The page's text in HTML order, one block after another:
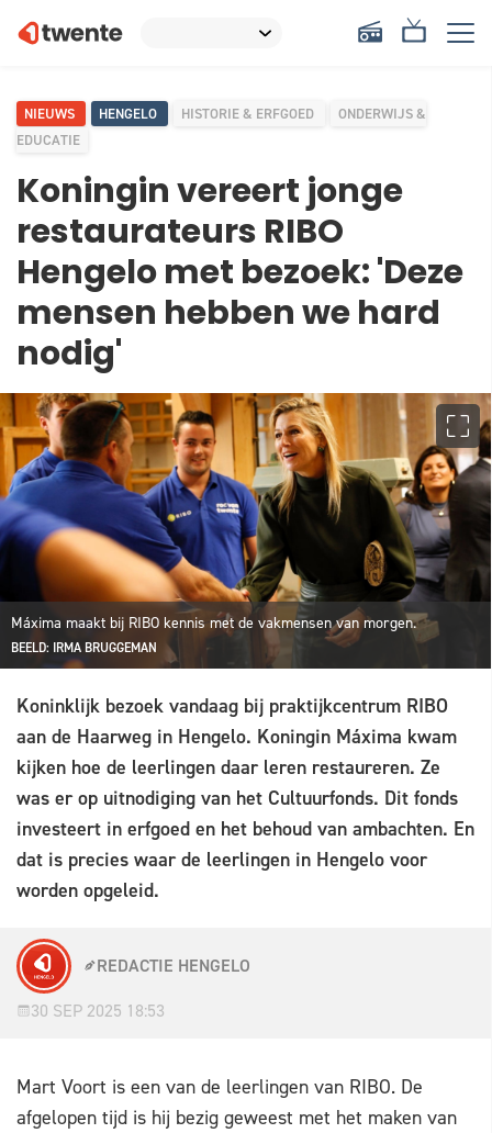
NIEUWS HENGELO HISTORIE & ERFGOED
ONDERWIJS &
EDUCATIE
Koningin vereert jonge
restaurateurs RIBO
Hengelo met bezoek: 'Deze
mensen hebben we hard
nodig'
Máxima maakt bij RIBO kennis met de vakmensen van morgen.
BEELD: IRMA BRUGGEMAN
Koninklijk bezoek vandaag bij praktijkcentrum RIBO
aan de Haarweg in Hengelo. Koningin Máxima kwam
kijken hoe de leerlingen daar leren restaureren. Ze
was er op uitnodiging van het Cultuurfonds. Dit fonds
investeert in erfgoed en het behoud van ambachten. En
dat is precies waar de leerlingen in Hengelo voor
worden opgeleid.
REDACTIE HENGELO
30 SEP 2025 18:53
Mart Voort is een van de leerlingen van RIBO. De
afgelopen tijd is hij bezig geweest met het maken van